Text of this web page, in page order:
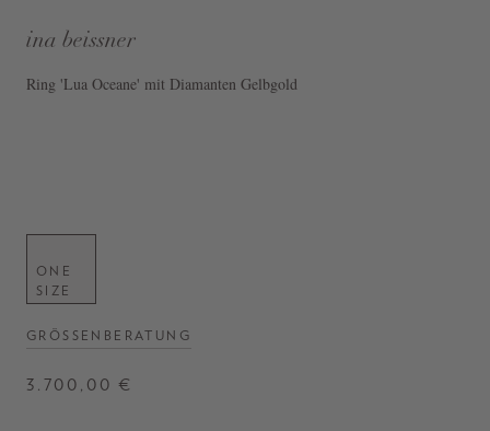
ina beissner
Ring 'Lua Oceane' mit Diamanten Gelbgold
ONE
SIZE
GRÖSSENBERATUNG
3.700,00 €